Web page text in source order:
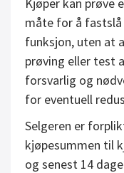
måte for å fastslå
funksjon, uten at
prøving eller test
forsvarlig og
for eventuell
Selgeren er
kjøpesummen til
og senest 14